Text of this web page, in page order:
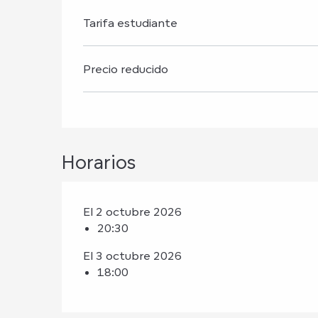
Tarifa estudiante
Precio reducido
Horarios
El 2 octubre 2026
20:30
El 3 octubre 2026
18:00